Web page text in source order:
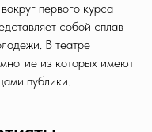
первого курса
собой сплав
В театре
из которых имеют
публики.